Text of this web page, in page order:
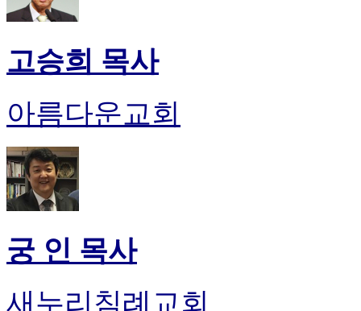
고승희 목사
아름다운교회
궁 인 목사
새누리침례교회